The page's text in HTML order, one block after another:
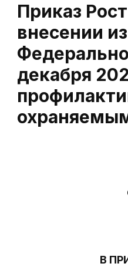
Приказ
внесении
декабря
В